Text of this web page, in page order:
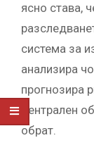
ясно става,
система за
анализира
прогнозира
централен
обрат.